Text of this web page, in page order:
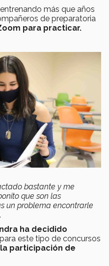
más que años
de preparatoria
para practicar.
bastante y me
que son las
un problema encontrarle
ha decidido
para este tipo de concursos
participación de